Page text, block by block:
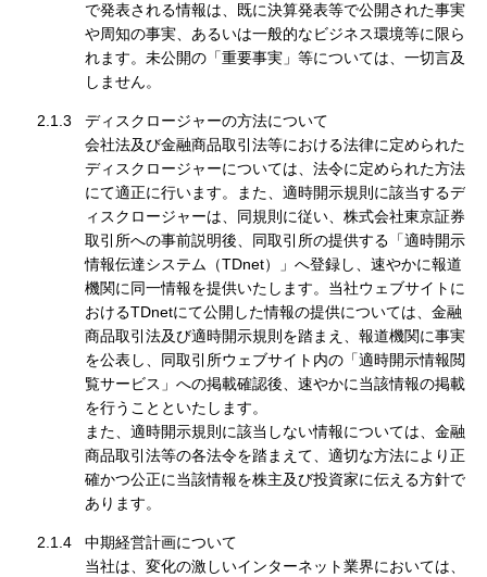
で発表される情報は、既に決算発表等で公開された事実
や周知の事実、あるいは一般的なビジネス環境等に限ら
れます。未公開の「重要事実」等については、一切言及
しません。
2.1.3
ディスクロージャーの方法について
会社法及び金融商品取引法等における法律に定められた
ディスクロージャーについては、法令に定められた方法
にて適正に行います。また、適時開示規則に該当するデ
ィスクロージャーは、同規則に従い、株式会社東京証券
取引所への事前説明後、同取引所の提供する「適時開示
情報伝達システム（TDnet）」へ登録し、速やかに報道
機関に同一情報を提供いたします。当社ウェブサイトに
おけるTDnetにて公開した情報の提供については、金融
商品取引法及び適時開示規則を踏まえ、報道機関に事実
を公表し、同取引所ウェブサイト内の「適時開示情報閲
覧サービス」への掲載確認後、速やかに当該情報の掲載
を行うことといたします。
また、適時開示規則に該当しない情報については、金融
商品取引法等の各法令を踏まえて、適切な方法により正
確かつ公正に当該情報を株主及び投資家に伝える方針で
あります。
2.1.4
中期経営計画について
当社は、変化の激しいインターネット業界においては、